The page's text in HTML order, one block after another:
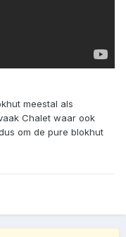
meestal als
Chalet waar ook
om de pure blokhut